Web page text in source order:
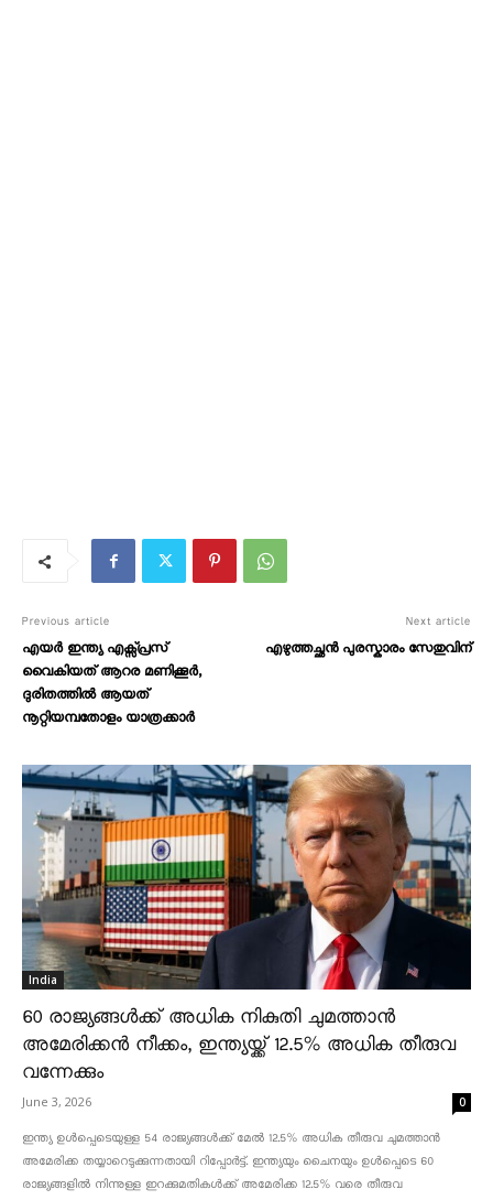
Previous article
എയര്‍ ഇന്ത്യ എക്സ്പ്രസ്
വൈകിയത് ആറര മണിക്കൂര്‍,
ദുരിതത്തിൽ ആയത്
നൂറ്റിയമ്പതോളം യാത്രക്കാർ
Next article
എഴുത്തച്ഛൻ പുരസ്കാരം സേതുവിന്
India
60 രാജ്യങ്ങൾക്ക് അധിക നികുതി ചുമത്താൻ
അമേരിക്കൻ നീക്കം, ഇന്ത്യയ്ക്ക് 12.5% അധിക തീരുവ
വന്നേക്കും
June 3, 2026 0
ഇന്ത്യ ഉൾപ്പെടെയുള്ള 54 രാജ്യങ്ങൾക്ക് മേൽ 12.5% അധിക തീരുവ ചുമത്താൻ
അമേരിക്ക തയ്യാറെടുക്കുന്നതായി റിപ്പോർട്ട്. ഇന്ത്യയും ചൈനയും ഉൾപ്പെടെ 60
രാജ്യങ്ങളിൽ നിന്നുള്ള ഇറക്കുമതികൾക്ക് അമേരിക്ക 12.5% ​​വരെ തീരുവ